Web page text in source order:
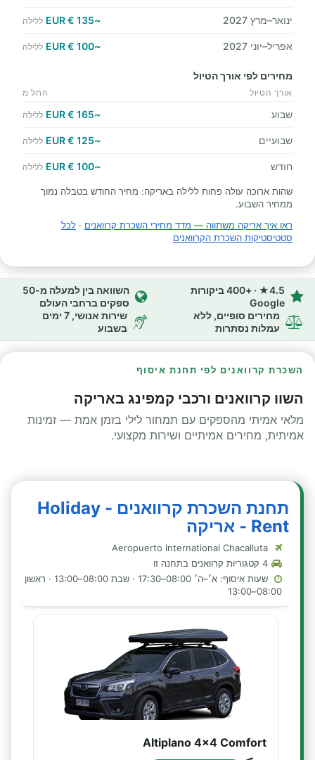
ינואר–מרץ 2027 ~135 € EUR ללילה
אפריל–יוני 2027 ~100 € EUR ללילה
מחירים לפי אורך הטיול
אורך הטיול החל מ
שבוע ~165 € EUR ללילה
שבועיים ~125 € EUR ללילה
חודש ~100 € EUR ללילה
שהות ארוכה עולה פחות ללילה באריקה: מחיר החודש בטבלה נמוך
ממחיר השבוע.
ראו איך אריקה משתווה — מדד מחירי השכרת קרוואנים · לכל
סטטיסטיקות השכרת הקרוואנים
4.5★ · +400 ביקורות
Google
השוואה בין למעלה מ-50
ספקים ברחבי העולם
מחירים סופיים, ללא
עמלות נסתרות
שירות אנושי, 7 ימים
בשבוע
השכרת קרוואנים לפי תחנת איסוף
השוו קרוואנים ורכבי קמפינג באריקה
מלאי אמיתי מהספקים עם תמחור לילי בזמן אמת — זמינות
אמיתית, מחירים אמיתיים ושירות מקצועי.
תחנת השכרת קרוואנים - Holiday
Rent - אריקה
שעות איסוף: א׳–ה׳ 08:00–17:30 · שבת 08:00–13:00 · ראשון
08:00–13:00
Altiplano 4x4 Comfort